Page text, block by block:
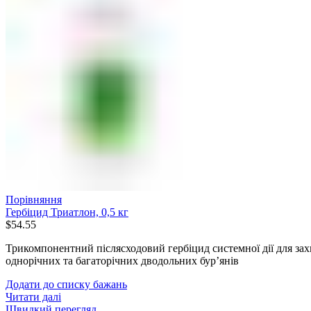
Порівняння
Гербіцид Триатлон, 0,5 кг
$54.55
Трикомпонентний післясходовий гербіцид системної дії для
однорічних та багаторічних дводольних бур’янів
Додати до списку бажань
Читати далі